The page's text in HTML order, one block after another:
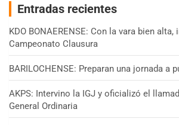
Entradas recientes
KDO BONAERENSE: Con la vara bien alta,
Campeonato Clausura
BARILOCHENSE: Preparan una jornada a
AKPS: Intervino la IGJ y oficializó el
General Ordinaria